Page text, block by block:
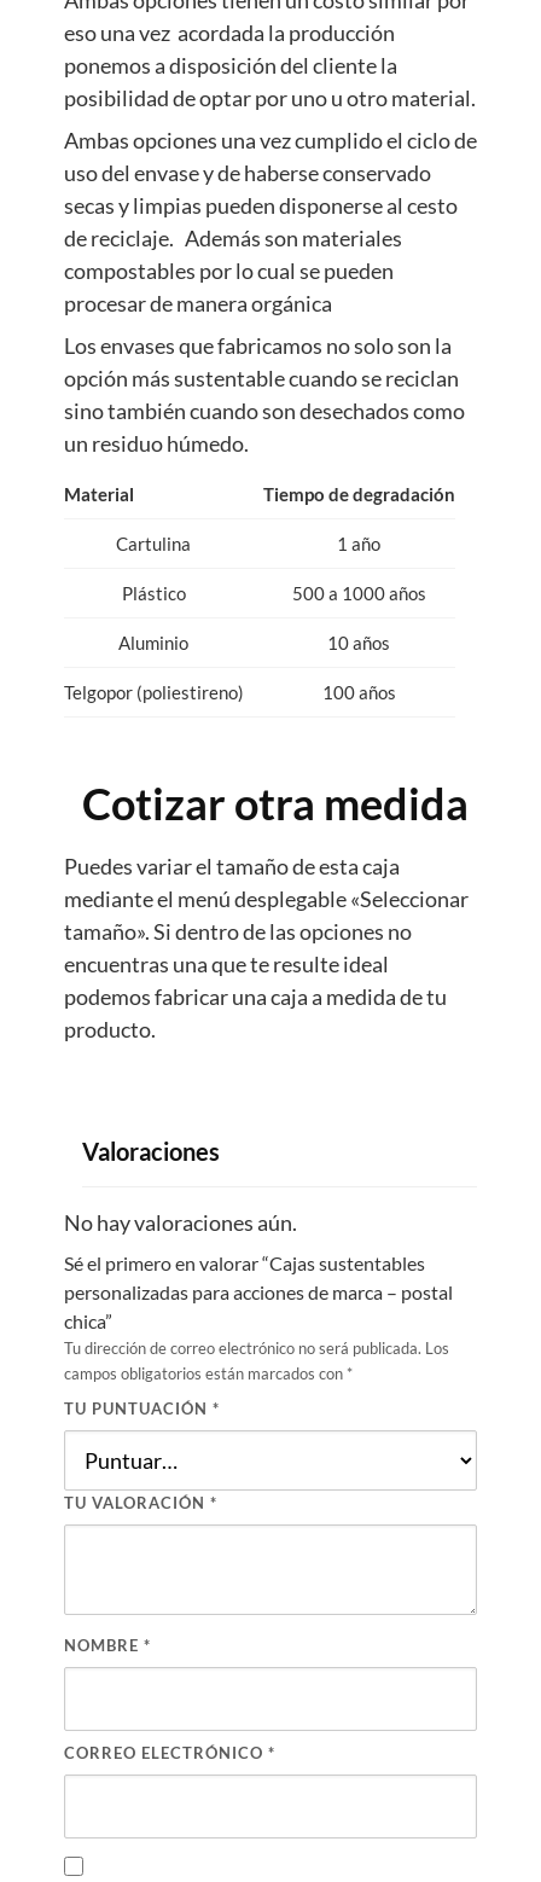
eso una vez acordada la producción
ponemos a disposición del cliente la
posibilidad de optar por uno u otro material.
Ambas opciones una vez cumplido el ciclo de
uso del envase y de haberse conservado
secas y limpias pueden disponerse al cesto
de reciclaje. Además son materiales
compostables por lo cual se pueden
procesar de manera orgánica
Los envases que fabricamos no solo son la
opción más sustentable cuando se reciclan
sino también cuando son desechados como
un residuo húmedo.
Material Tiempo de degradación
Cartulina 1 año
Plástico 500 a 1000 años
Aluminio 10 años
Telgopor (poliestireno) 100 años
Cotizar otra medida
Puedes variar el tamaño de esta caja
mediante el menú desplegable «Seleccionar
tamaño». Si dentro de las opciones no
encuentras una que te resulte ideal
podemos fabricar una caja a medida de tu
producto.
Valoraciones
No hay valoraciones aún.
Sé el primero en valorar “Cajas sustentables
personalizadas para acciones de marca – postal
chica”
Tu dirección de correo electrónico no será publicada. Los
campos obligatorios están marcados con *
TU PUNTUACIÓN *
TU VALORACIÓN *
NOMBRE *
CORREO ELECTRÓNICO *